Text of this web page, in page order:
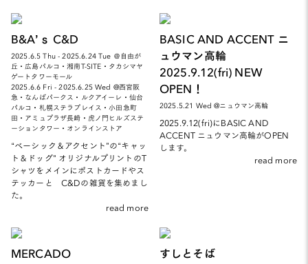
B&A’ｓ C&D
2025.6.5 Thu - 2025.6.24 Tue ＠自由が
丘・広島パルコ・湘南T-SITE・タカシマヤ
ゲートタワーモール
2025.6.6 Fri - 2025.6.25 Wed @西宮阪
急・なんばパークス・ルクアイーレ・仙台
パルコ・札幌ステラプレイス・小田急町
田・アミュプラザ長崎・虎ノ門ヒルズステ
ーションタワー・オンラインストア
“ベーシック＆アクセント”の“キャッ
ト＆ドッグ” オリジナルプリントのT
シャツをメインにポストカードやス
テッカーと C&Dの雑貨を集めまし
た。
read more
BASIC AND ACCENT ニ
ュウマン高輪
2025.9.12(fri) NEW
OPEN！
2025.5.21 Wed @ニュウマン高輪
2025.9.12(fri)にBASIC AND
ACCENT ニュウマン高輪がOPEN
します。
read more
MERCADO すしとそば